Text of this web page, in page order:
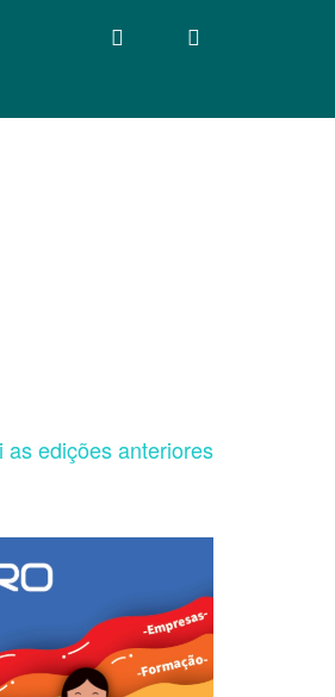
as edições anteriores